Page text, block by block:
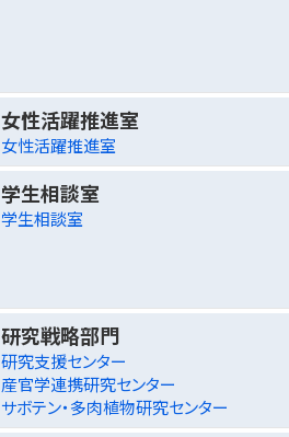
女性活躍推進室
女性活躍推進室
学生相談室
学生相談室
研究戦略部門
研究支援センター
産官学連携研究センター
サボテン・多肉植物研究センター